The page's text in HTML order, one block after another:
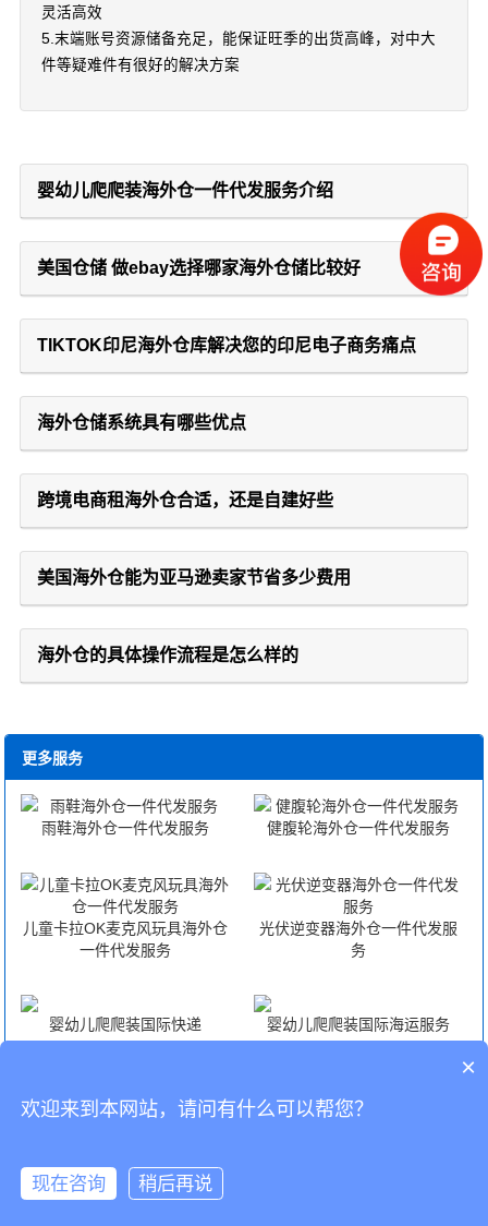
灵活高效
5.末端账号资源储备充足，能保证旺季的出货高峰，对中大
件等疑难件有很好的解决方案
婴幼儿爬爬装海外仓一件代发服务介绍
美国仓储 做ebay选择哪家海外仓储比较好
TIKTOK印尼海外仓库解决您的印尼电子商务痛点
海外仓储系统具有哪些优点
跨境电商租海外仓合适，还是自建好些
美国海外仓能为亚马逊卖家节省多少费用
海外仓的具体操作流程是怎么样的
更多服务
雨鞋海外仓一件代发服务 健腹轮海外仓一件代发服务
儿童卡拉OK麦克风玩具海外仓
一件代发服务
光伏逆变器海外仓一件代发服
务
婴幼儿爬爬装国际快递 婴幼儿爬爬装国际海运服务
婴幼儿爬爬装国际空运服务 婴幼儿爬爬装FBA头程
CopyRight © 深圳市韬博供应链有限公司
×
欢迎来到本网站，请问有什么可以帮您？
现在咨询 稍后再说